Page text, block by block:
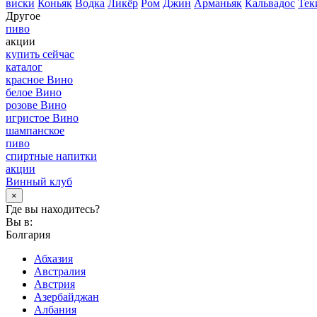
виски Коньяк Водка Ликёр Ром Джин Арманьяк Кальвадос
Другое
пиво
акции
купить сейчас
каталог
красное Вино
белое Вино
розове Вино
игристое Вино
шампанское
пиво
спиртные напитки
акции
Винный клуб
×
Где вы находитесь?
Вы в:
Болгария
Абхазия
Австралия
Австрия
Азербайджан
Албания